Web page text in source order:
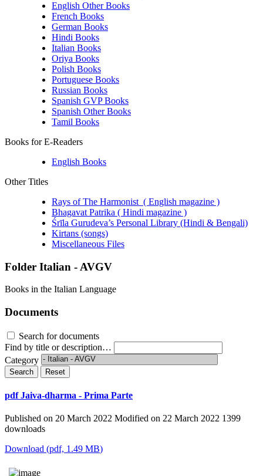
English Other Books
French Books
German Books
Hindi Books
Italian Books
Oriya Books
Polish Books
Portuguese Books
Russian Books
Spanish GVP Books
Spanish Other Books
Tamil Books
Books for E-Readers
English Books
Other Titles
Rays of The Harmonist ( English magazine )
Bhagavat Patrika ( Hindi magazine )
Śrīla Gurudeva’s Personal Library (Hindi & Bengali)
Kirtans (songs)
Miscellaneous Files
Folder Italian - AVGV
Books in the Italian Language
Documents
Search for documents
Find by title or description…
Category
Search Reset
pdf Jaiva-dharma - Prima Parte
Published on 20 March 2022 Modified on 22 March 2022 1399
downloads
Download (pdf, 1.49 MB)